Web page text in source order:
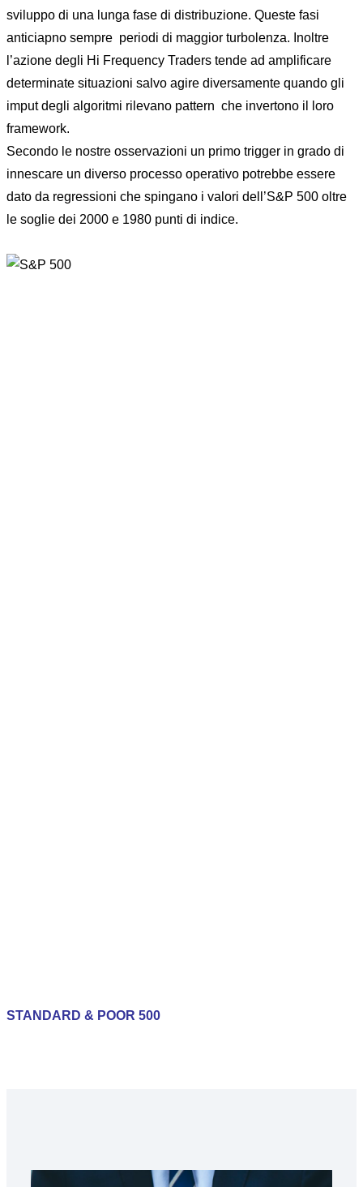
sviluppo di una lunga fase di distribuzione. Queste fasi
anticiapno sempre periodi di maggior turbolenza. Inoltre
l’azione degli Hi Frequency Traders tende ad amplificare
determinate situazioni salvo agire diversamente quando gli
imput degli algoritmi rilevano pattern che invertono il loro
framework.
Secondo le nostre osservazioni un primo trigger in grado di
innescare un diverso processo operativo potrebbe essere
dato da regressioni che spingano i valori dell’S&P 500 oltre
le soglie dei 2000 e 1980 punti di indice.
STANDARD & POOR 500